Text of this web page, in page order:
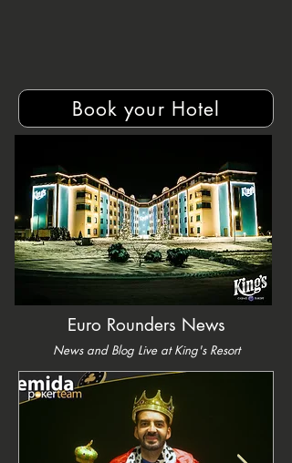
Book your Hotel
Euro Rounders News
News and Blog Live at King's Resort